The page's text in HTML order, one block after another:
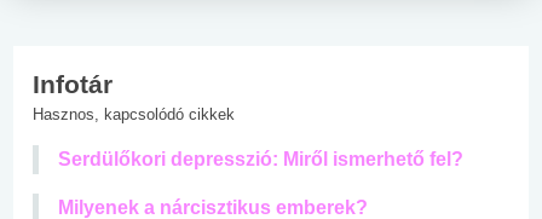
Infotár
Hasznos, kapcsolódó cikkek
Serdülőkori depresszió: Miről ismerhető fel?
Milyenek a nárcisztikus emberek?